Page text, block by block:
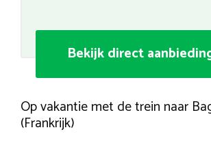
Bekijk direct
Op vakantie met de trein naar
(Frankrijk)